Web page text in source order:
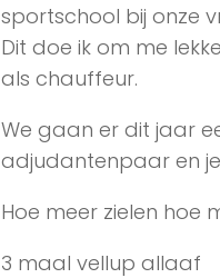
sportschool bij onze
Dit doe ik om me
als chauffeur.
We gaan er dit jaar
adjudantenpaar en
Hoe meer zielen hoe
3 maal vellup allaaf